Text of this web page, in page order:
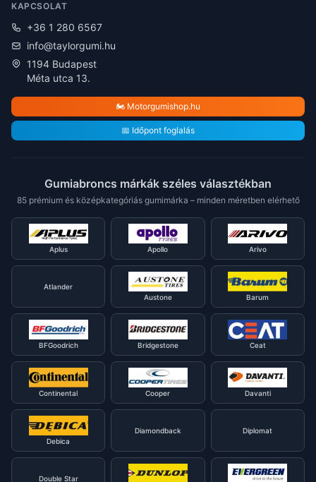
KAPCSOLAT
+36 1 280 6567
info@taylorgumi.hu
1194 Budapest
Méta utca 13.
🏍️ Motorgumishop.hu
📅 Időpont foglalás
Gumiabroncs márkák széles választékban
85 prémium és középkategóriás gumimárka – minden méretben elérhető
Aplus Apollo Arivo
Atlander
Austone
Barum
BFGoodrich Bridgestone Ceat
Continental Cooper Davanti
Debica
Diamondback Diplomat
Double Star